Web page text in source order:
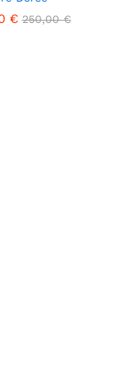
€ 250,00€
€ 250,00€